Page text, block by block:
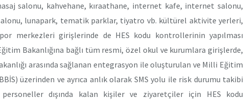
salonu, kahvehane, kıraathane, internet kafe, internet salonu,
lunapark, tematik parklar, tiyatro vb. kültürel aktivite yerleri,
merkezleri girişlerinde de HES kodu kontrollerinin yapılması
Bakanlığına bağlı tüm resmi, özel okul ve kurumlara girişlerde,
arasında sağlanan entegrasyon ile oluşturulan ve Milli Eğitim
üzerinden ve ayrıca anlık olarak SMS yolu ile risk durumu takibi
dışında kalan kişiler ve ziyaretçiler için HES kodu